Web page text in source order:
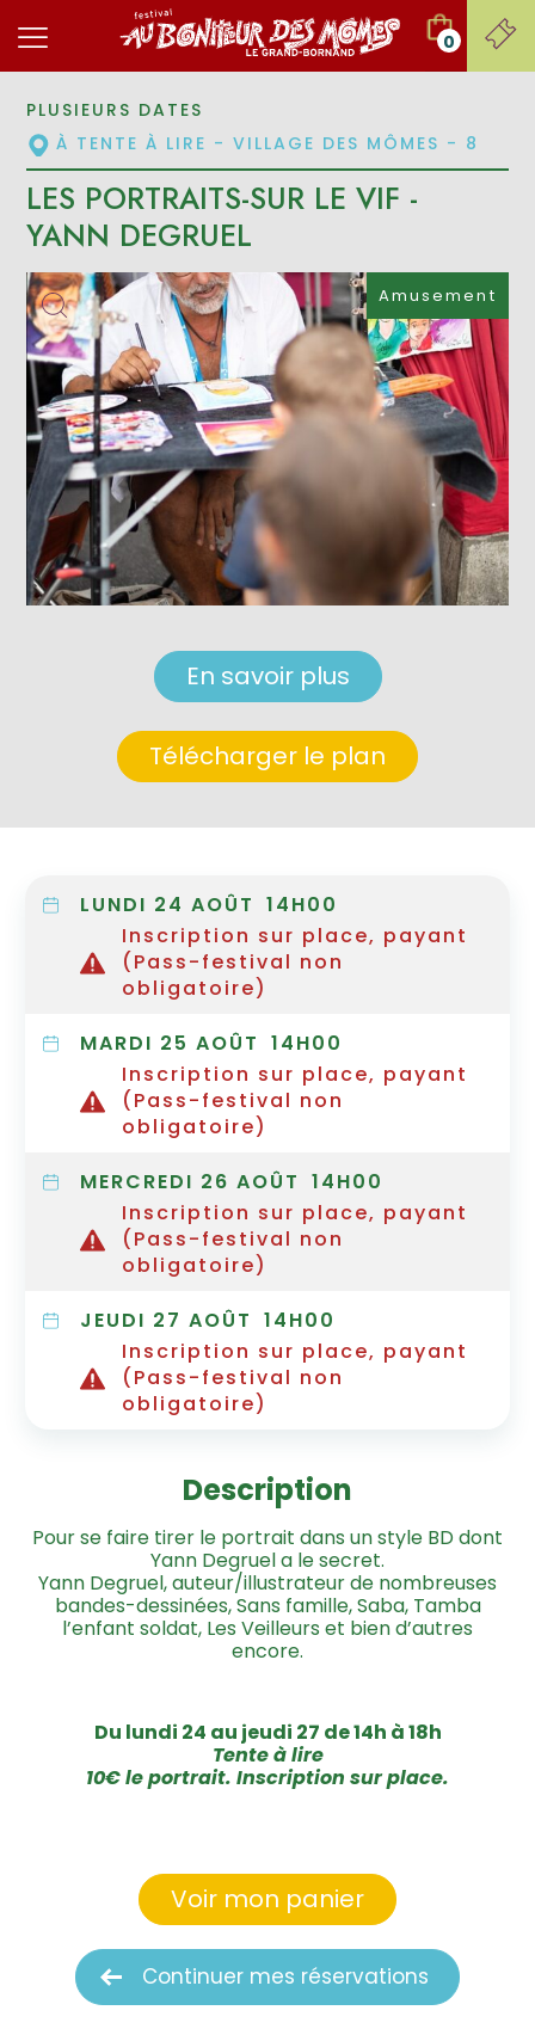
0
Télécharger le plan
En savoir plus
Amusement
PLUSIEURS DATES
À TENTE À LIRE - VILLAGE DES MÔMES - 8
LES PORTRAITS-SUR LE VIF -
YANN DEGRUEL
LUNDI 24 AOÛT 14H00
Inscription sur place, payant
(Pass-festival non
obligatoire)
MARDI 25 AOÛT 14H00
Inscription sur place, payant
(Pass-festival non
obligatoire)
MERCREDI 26 AOÛT 14H00
Inscription sur place, payant
(Pass-festival non
obligatoire)
JEUDI 27 AOÛT 14H00
Inscription sur place, payant
(Pass-festival non
obligatoire)
Description
Pour se faire tirer le portrait dans un style BD dont
Yann Degruel a le secret.
Yann Degruel, auteur/illustrateur de nombreuses
bandes-dessinées, Sans famille, Saba, Tamba
l’enfant soldat, Les Veilleurs et bien d’autres
encore.
Du lundi 24 au jeudi 27 de 14h à 18h
Tente à lire
10€ le portrait. Inscription sur place.
Continuer mes réservations
Voir mon panier